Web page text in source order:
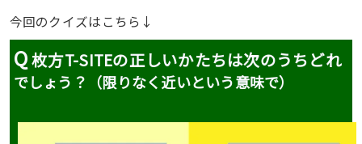
今回のクイズはこちら↓
Q枚方T-SITEの正しいかたちは次のうちどれ
でしょう？（限りなく近いという意味で）